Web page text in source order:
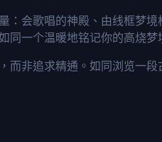
：会歌唱的神殿、由线框梦
一个温暖地铭记你的高烧梦
而非追求精通。如同浏览一